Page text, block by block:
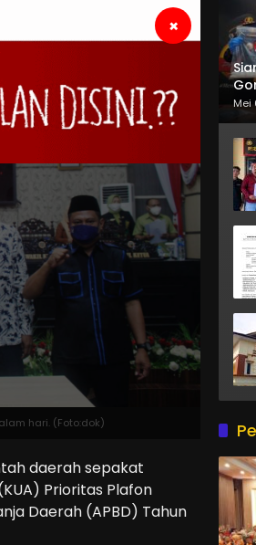
×
hari. (Foto:dok)
daerah sepakat
Prioritas Plafon
Daerah (APBD) Tahun
Mei